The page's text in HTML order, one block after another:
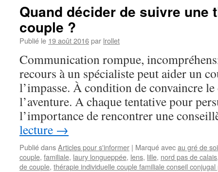
Quand décider de suivre une
couple ?
Publié le 19 août 2016par lrollet
Communication rompue,
recours à un spécialiste peut aider un
l’impasse. À condition de convaincre
l’aventure. A chaque tentative pour
l’importance de rencontrer une
lecture →
Publié dansArticles pour s'informer | Marqué avecau gré de soi
couple, familiale, laury longueppée, lens, lille, nord pas de calais
de couple, thérapie individuelle couple familiale conseil